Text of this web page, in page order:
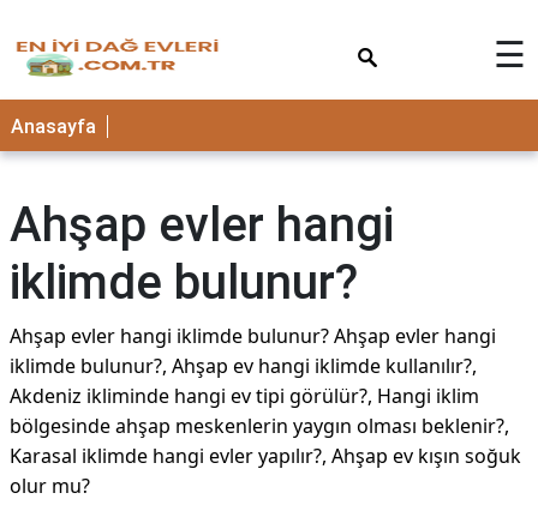
☰
Anasayfa
Ahşap evler hangi
iklimde bulunur?
Ahşap evler hangi iklimde bulunur? Ahşap evler hangi
iklimde bulunur?, Ahşap ev hangi iklimde kullanılır?,
Akdeniz ikliminde hangi ev tipi görülür?, Hangi iklim
bölgesinde ahşap meskenlerin yaygın olması beklenir?,
Karasal iklimde hangi evler yapılır?, Ahşap ev kışın soğuk
olur mu?